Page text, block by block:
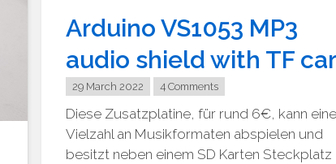
Arduino VS1053 MP3
audio shield with TF
29 March 2022 4 Comments
Diese Zusatzplatine, für rund 6€, kann
Vielzahl an Musikformaten abspielen und
besitzt neben einem SD Karten Steckplatz